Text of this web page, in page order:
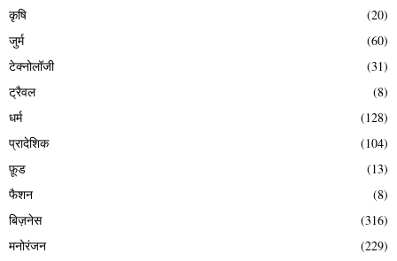
कृषि
(20)
जुर्म
(60)
टेक्नोलॉजी
(31)
ट्रैवल
(8)
धर्म
(128)
प्रादेशिक
(104)
फ़ूड
(13)
फैशन
(8)
बिज़नेस
(316)
मनोरंजन
(229)